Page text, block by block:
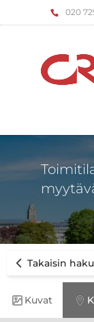
‌020
Takaisin
Kuvat